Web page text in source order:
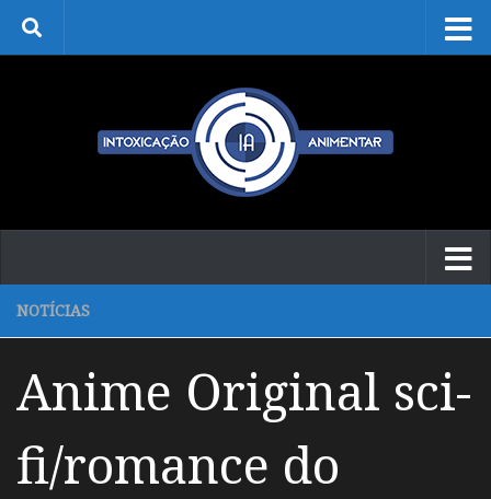
Skip to content
NOTÍCIAS
Anime Original sci-
fi/romance do